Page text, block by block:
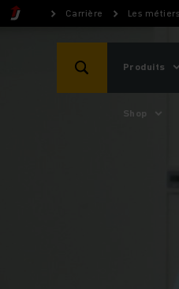
Carrière Les
Produits
Shop